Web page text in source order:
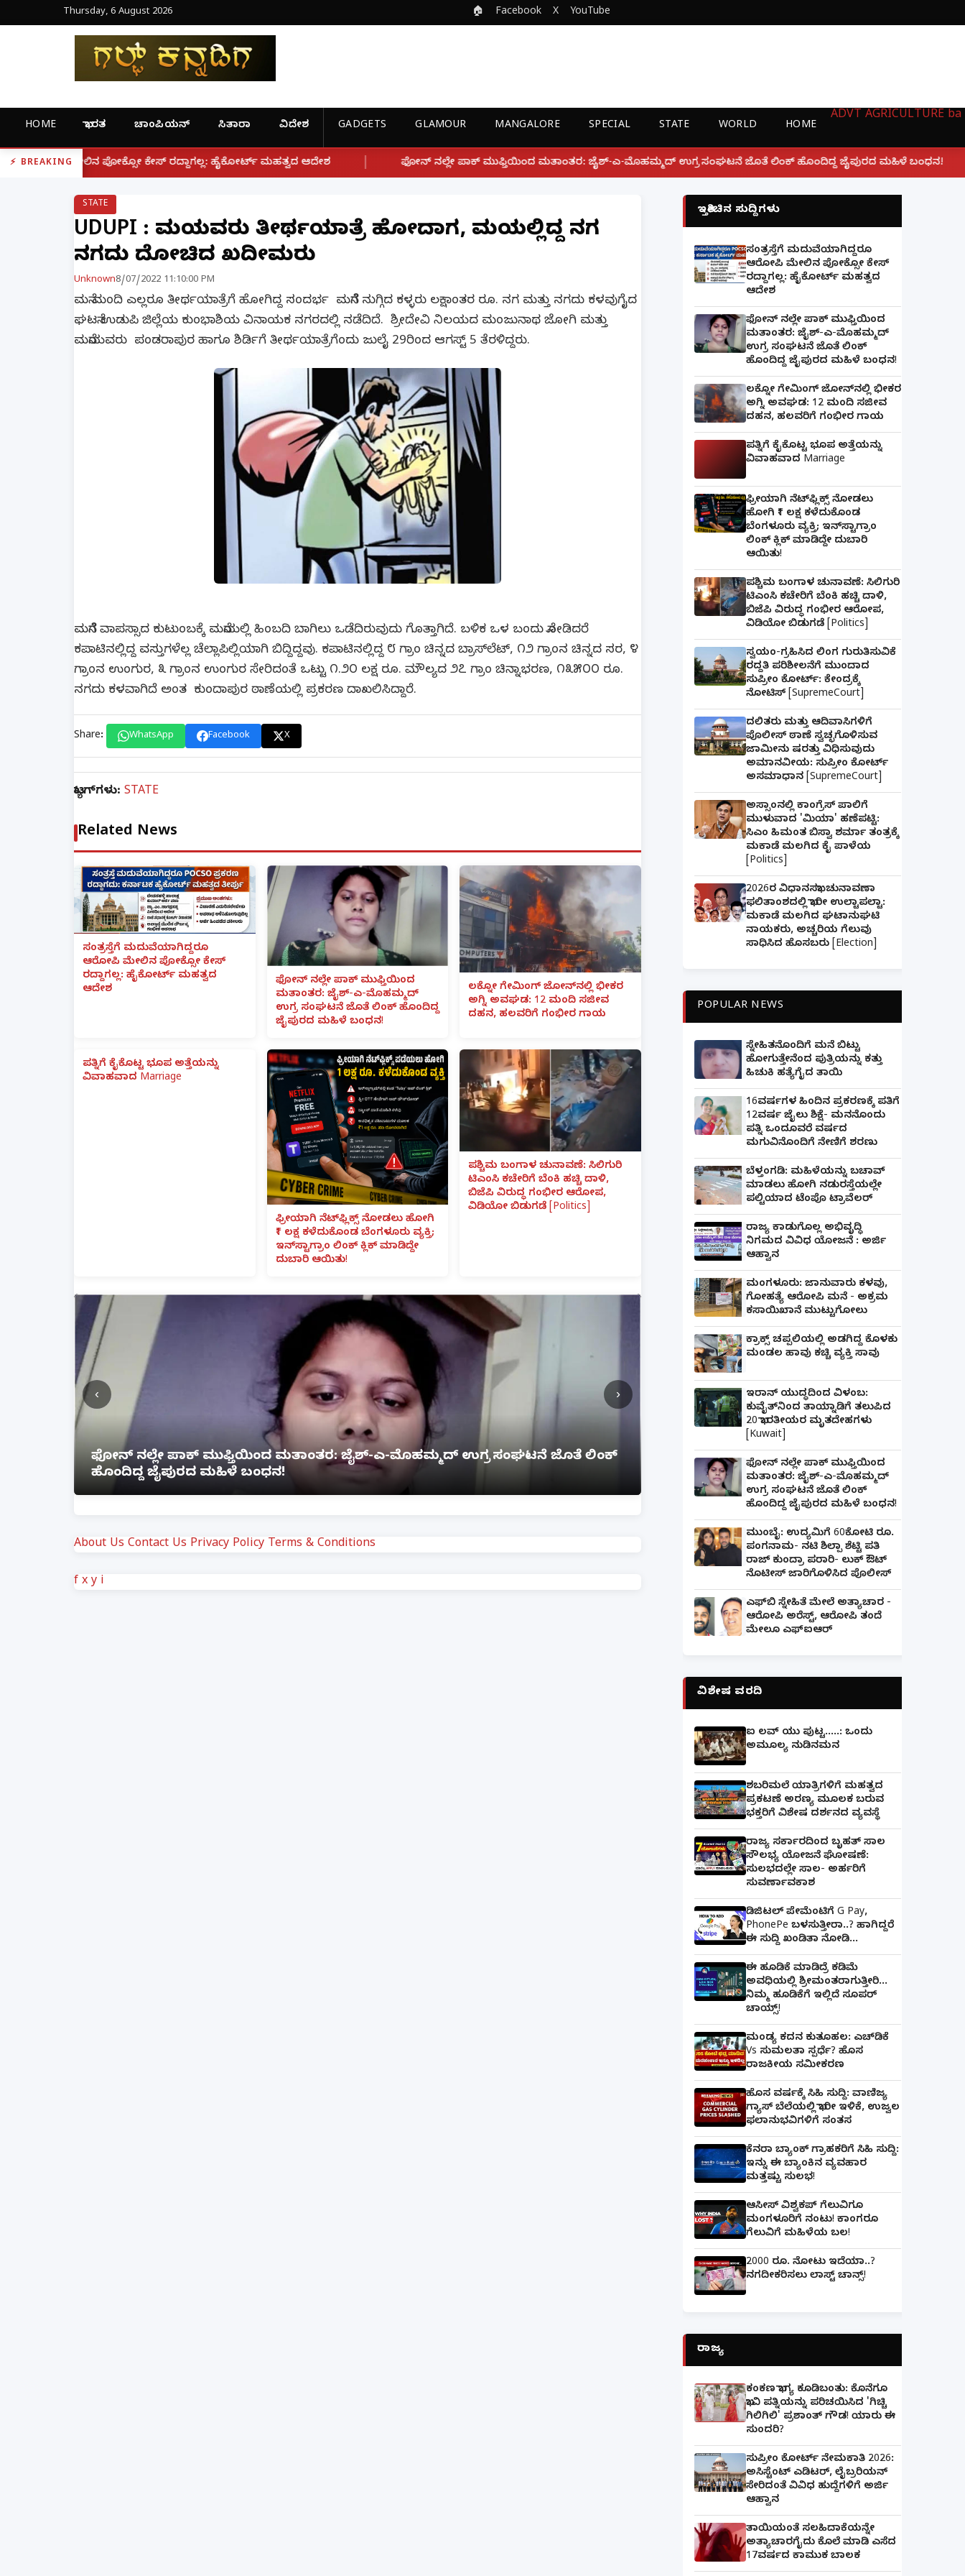
Thursday, 6 August 2026 🏠 Facebook X YouTube
HOME ಭಾರತ ಚಾಂಪಿಯನ್ ಸಿತಾರಾ ವಿದೇಶ GADGETS GLAMOUR MANGALORE SPECIAL STATE WORLD HOME
ADVT AGRICULTURE ba
BREAKING
ಕೇಸ್ ರದ್ದಾಗಲ್ಲ: ಹೈಕೋರ್ಟ್ ಮಹತ್ವದ ಆದೇಶ | ಫೋನ್ ನಲ್ಲೇ ಪಾಕ್ ಮುಫ್ತಿಯಿಂದ ಮತಾಂತರ: ಜೈಶ್-ಎ-ಮೊಹಮ್ಮದ್ ಉಗ್ರ ಸಂಘಟನೆ ಜೊತೆ ಲಿಂಕ್ ಹೊಂದಿದ್ದ ಜೈಪುರದ ಮಹಿಳೆ ಬಂಧನ! | ಲಕ್ನೋ ಗೇಮಿಂಗ್
STATE
UDUPI : ಮನೆಯವರು ತೀರ್ಥಯಾತ್ರೆ ಹೋದಾಗ, ಮನೆಯಲ್ಲಿದ್ದ ನಗ
ನಗದು ದೋಚಿದ ಖದೀಮರು
Unknown8/07/2022 11:10:00 PM
ಮನೆ ಮಂದಿ ಎಲ್ಲರೂ ತೀರ್ಥಯಾತ್ರೆಗೆ ಹೋಗಿದ್ದ ಸಂದರ್ಭ ಮನೆಗೆ ನುಗ್ಗಿದ ಕಳ್ಳರು ಲಕ್ಷಾಂತರ ರೂ. ನಗ ಮತ್ತು ನಗದು ಕಳವುಗೈದ
ಘಟನೆ ಉಡುಪಿ ಜಿಲ್ಲೆಯ ಕುಂಭಾಶಿಯ ವಿನಾಯಕ ನಗರದಲ್ಲಿ ನಡೆದಿದೆ. ಶ್ರೀದೇವಿ ನಿಲಯದ ಮಂಜುನಾಥ ಜೋಗಿ ಮತ್ತು
ಮನೆಯವರು ಪಂಡರಾಪುರ ಹಾಗೂ ಶಿರ್ಡಿಗೆ ತೀರ್ಥಯಾತ್ರೆಗೆಂದು ಜುಲೈ 29ರಿಂದ ಆಗಸ್ಟ್‌ 5 ತೆರಳಿದ್ದರು.
ಮನೆಗೆ ವಾಪಸ್ಸಾದ ಕುಟುಂಬಕ್ಕೆ ಮನೆಯಲ್ಲಿ ಹಿಂಬದಿ ಬಾಗಿಲು ಒಡೆದಿರುವುದು ಗೊತ್ತಾಗಿದೆ. ಬಳಿಕ ಒಳ ಬಂದು ನೋಡಿದರೆ
ಕಪಾಟಿನಲ್ಲಿದ್ದ ವಸ್ತುಗಳೆಲ್ಲ ಚೆಲ್ಲಾಪಿಲ್ಲಿಯಾಗಿ ಬಿದ್ದಿದ್ದವು. ಕಪಾಟಿನಲ್ಲಿದ್ದ ೮ ಗ್ರಾಂ ಚಿನ್ನದ ಬ್ರಾಸ್‌ಲೆಟ್, ೧೨ ಗ್ರಾಂನ ಚಿನ್ನದ ಸರ, ೪
ಗ್ರಾಂನ ಉಂಗುರ, ೩ ಗ್ರಾಂನ ಉಂಗುರ ಸೇರಿದಂತೆ ಒಟ್ಟು ೧.೨೦ ಲಕ್ಷ ರೂ. ಮೌಲ್ಯದ ೨೭ ಗ್ರಾಂ ಚಿನ್ನಾಭರಣ, ೧೩೫೦೦ ರೂ.
ನಗದು ಕಳವಾಗಿದೆ ಅಂತ ಕುಂದಾಪುರ ಠಾಣೆಯಲ್ಲಿ ಪ್ರಕರಣ ದಾಖಲಿಸಿದ್ದಾರೆ.
Share: WhatsApp Facebook X
ಟ್ಯಾಗ್‌ಗಳು: STATE
Related News
ಸಂತ್ರಸ್ತೆಗೆ ಮದುವೆಯಾಗಿದ್ದರೂ
ಆರೋಪಿ ಮೇಲಿನ ಪೋಕ್ಸೋ ಕೇಸ್
ರದ್ದಾಗಲ್ಲ: ಹೈಕೋರ್ಟ್ ಮಹತ್ವದ
ಆದೇಶ
ಫೋನ್ ನಲ್ಲೇ ಪಾಕ್ ಮುಫ್ತಿಯಿಂದ
ಮತಾಂತರ: ಜೈಶ್-ಎ-ಮೊಹಮ್ಮದ್
ಉಗ್ರ ಸಂಘಟನೆ ಜೊತೆ ಲಿಂಕ್ ಹೊಂದಿದ್ದ
ಜೈಪುರದ ಮಹಿಳೆ ಬಂಧನ!
ಲಕ್ನೋ ಗೇಮಿಂಗ್ ಜೋನ್‌ನಲ್ಲಿ ಭೀಕರ
ಅಗ್ನಿ ಅವಘಡ: 12 ಮಂದಿ ಸಜೀವ
ದಹನ, ಹಲವರಿಗೆ ಗಂಭೀರ ಗಾಯ
ಪತ್ನಿಗೆ ಕೈಕೊಟ್ಟ ಭೂಪ ಅತ್ತೆಯನ್ನು
ವಿವಾಹವಾದ Marriage
ಫ್ರೀಯಾಗಿ ನೆಟ್‌ಫ್ಲಿಕ್ಸ್ ನೋಡಲು ಹೋಗಿ
₹1 ಲಕ್ಷ ಕಳೆದುಕೊಂಡ ಬೆಂಗಳೂರು ವ್ಯಕ್ತಿ;
ಇನ್‌ಸ್ಟಾಗ್ರಾಂ ಲಿಂಕ್ ಕ್ಲಿಕ್ ಮಾಡಿದ್ದೇ
ದುಬಾರಿ ಆಯಿತು!
ಪಶ್ಚಿಮ ಬಂಗಾಳ ಚುನಾವಣೆ: ಸಿಲಿಗುರಿ
ಟಿಎಂಸಿ ಕಚೇರಿಗೆ ಬೆಂಕಿ ಹಚ್ಚಿ ದಾಳಿ,
ಬಿಜೆಪಿ ವಿರುದ್ಧ ಗಂಭೀರ ಆರೋಪ,
ವಿಡಿಯೋ ಬಿಡುಗಡೆ [Politics]
ಲಕ್ನೋ ಗೇಮಿಂಗ್ ಜೋನ್‌ನಲ್ಲಿ ಭೀಕರ ಅಗ್ನಿ ಅವಘಡ: 12 ಮಂದಿ ಸಜೀವ ದಹನ, ಹಲವರಿಗೆ ಗಂಭೀರ
ಗಾಯ
ಪತ್ನಿಗೆ ಕೈಕೊಟ್ಟ ಭೂಪ ಅತ್ತೆಯನ್ನು ವಿವಾಹವಾದ
‹ ›
About Us Contact Us Privacy Policy Terms & Conditions
f x y i
ಇತ್ತೀಚಿನ ಸುದ್ದಿಗಳು
ಸಂತ್ರಸ್ತೆಗೆ ಮದುವೆಯಾಗಿದ್ದರೂ
ಆರೋಪಿ ಮೇಲಿನ ಪೋಕ್ಸೋ ಕೇಸ್
ರದ್ದಾಗಲ್ಲ: ಹೈಕೋರ್ಟ್ ಮಹತ್ವದ
ಆದೇಶ
ಫೋನ್ ನಲ್ಲೇ ಪಾಕ್ ಮುಫ್ತಿಯಿಂದ
ಮತಾಂತರ: ಜೈಶ್-ಎ-ಮೊಹಮ್ಮದ್
ಉಗ್ರ ಸಂಘಟನೆ ಜೊತೆ ಲಿಂಕ್
ಹೊಂದಿದ್ದ ಜೈಪುರದ ಮಹಿಳೆ ಬಂಧನ!
ಲಕ್ನೋ ಗೇಮಿಂಗ್ ಜೋನ್‌ನಲ್ಲಿ ಭೀಕರ
ಅಗ್ನಿ ಅವಘಡ: 12 ಮಂದಿ ಸಜೀವ
ದಹನ, ಹಲವರಿಗೆ ಗಂಭೀರ ಗಾಯ
ಪತ್ನಿಗೆ ಕೈಕೊಟ್ಟ ಭೂಪ ಅತ್ತೆಯನ್ನು
ವಿವಾಹವಾದ Marriage
ಫ್ರೀಯಾಗಿ ನೆಟ್‌ಫ್ಲಿಕ್ಸ್ ನೋಡಲು
ಹೋಗಿ ₹1 ಲಕ್ಷ ಕಳೆದುಕೊಂಡ
ಬೆಂಗಳೂರು ವ್ಯಕ್ತಿ; ಇನ್‌ಸ್ಟಾಗ್ರಾಂ
ಲಿಂಕ್ ಕ್ಲಿಕ್ ಮಾಡಿದ್ದೇ ದುಬಾರಿ
ಆಯಿತು!
ಪಶ್ಚಿಮ ಬಂಗಾಳ ಚುನಾವಣೆ: ಸಿಲಿಗುರಿ
ಟಿಎಂಸಿ ಕಚೇರಿಗೆ ಬೆಂಕಿ ಹಚ್ಚಿ ದಾಳಿ,
ಬಿಜೆಪಿ ವಿರುದ್ಧ ಗಂಭೀರ ಆರೋಪ,
ವಿಡಿಯೋ ಬಿಡುಗಡೆ [Politics]
ಸ್ವಯಂ-ಗ್ರಹಿಸಿದ ಲಿಂಗ ಗುರುತಿಸುವಿಕೆ
ರದ್ದತಿ ಪರಿಶೀಲನೆಗೆ ಮುಂದಾದ
ಸುಪ್ರೀಂ ಕೋರ್ಟ್: ಕೇಂದ್ರಕ್ಕೆ
ನೋಟಿಸ್ [SupremeCourt]
ದಲಿತರು ಮತ್ತು ಆದಿವಾಸಿಗಳಿಗೆ
ಪೊಲೀಸ್ ಠಾಣೆ ಸ್ವಚ್ಛಗೊಳಿಸುವ
ಜಾಮೀನು ಷರತ್ತು ವಿಧಿಸುವುದು
ಅಮಾನವೀಯ: ಸುಪ್ರೀಂ ಕೋರ್ಟ್
ಅಸಮಾಧಾನ [SupremeCourt]
ಅಸ್ಸಾಂನಲ್ಲಿ ಕಾಂಗ್ರೆಸ್ ಪಾಲಿಗೆ
ಮುಳುವಾದ 'ಮಿಯಾ' ಹಣೆಪಟ್ಟಿ:
ಸಿಎಂ ಹಿಮಂತ ಬಿಸ್ವಾ ಶರ್ಮಾ ತಂತ್ರಕ್ಕೆ
ಮಕಾಡೆ ಮಲಗಿದ ಕೈ ಪಾಳೆಯ
[Politics]
2026ರ ವಿಧಾನಸಭಾ ಚುನಾವಣಾ
ಫಲಿತಾಂಶದಲ್ಲಿ ಭಾರೀ ಉಲ್ಟಾಪಲ್ಟಾ:
ಮಕಾಡೆ ಮಲಗಿದ ಘಟಾನುಘಟಿ
ನಾಯಕರು, ಅಚ್ಚರಿಯ ಗೆಲುವು
ಸಾಧಿಸಿದ ಹೊಸಬರು [Election]
POPULAR NEWS
ಸ್ನೇಹಿತನೊಂದಿಗೆ ಮನೆ ಬಿಟ್ಟು
ಹೋಗುತ್ತೇನೆಂದ ಪುತ್ರಿಯನ್ನು ಕತ್ತು
ಹಿಚುಕಿ ಹತ್ಯೆಗೈದ ತಾಯಿ
16ವರ್ಷಗಳ ಹಿಂದಿನ ಪ್ರಕರಣಕ್ಕೆ ಪತಿಗೆ
12ವರ್ಷ ಜೈಲು ಶಿಕ್ಷೆ- ಮನನೊಂದು
ಪತ್ನಿ ಒಂದೂವರೆ ವರ್ಷದ
ಮಗುವಿನೊಂದಿಗೆ ನೇಣಿಗೆ ಶರಣು
ಬೆಳ್ತಂಗಡಿ: ಮಹಿಳೆಯನ್ನು ಬಚಾವ್
ಮಾಡಲು ಹೋಗಿ ನಡುರಸ್ತೆಯಲ್ಲೇ
ಪಲ್ಟಿಯಾದ ಟೆಂಪೊ ಟ್ರಾವೆಲರ್
ರಾಜ್ಯ ಕಾಡುಗೊಲ್ಲ ಅಭಿವೃದ್ಧಿ
ನಿಗಮದ ವಿವಿಧ ಯೋಜನೆ : ಅರ್ಜಿ
ಆಹ್ವಾನ
ಮಂಗಳೂರು: ಜಾನುವಾರು ಕಳವು,
ಗೋಹತ್ಯೆ ಆರೋಪಿ ಮನೆ - ಅಕ್ರಮ
ಕಸಾಯಿಖಾನೆ ಮುಟ್ಟುಗೋಲು
ಕ್ರಾಕ್ಸ್ ಚಪ್ಪಲಿಯಲ್ಲಿ ಅಡಗಿದ್ದ ಕೊಳಕು
ಮಂಡಲ ಹಾವು ಕಚ್ಚಿ ವ್ಯಕ್ತಿ ಸಾವು
ಇರಾನ್ ಯುದ್ಧದಿಂದ ವಿಳಂಬ:
ಕುವೈತ್‌ನಿಂದ ತಾಯ್ನಾಡಿಗೆ ತಲುಪಿದ
20 ಭಾರತೀಯರ ಮೃತದೇಹಗಳು
[Kuwait]
ಫೋನ್ ನಲ್ಲೇ ಪಾಕ್ ಮುಫ್ತಿಯಿಂದ
ಮತಾಂತರ: ಜೈಶ್-ಎ-ಮೊಹಮ್ಮದ್
ಉಗ್ರ ಸಂಘಟನೆ ಜೊತೆ ಲಿಂಕ್
ಹೊಂದಿದ್ದ ಜೈಪುರದ ಮಹಿಳೆ ಬಂಧನ!
ಮುಂಬೈ: ಉದ್ಯಮಿಗೆ 60ಕೋಟಿ ರೂ.
ಪಂಗನಾಮ- ನಟಿ ಶಿಲ್ಪಾ ಶೆಟ್ಟಿ ಪತಿ
ರಾಜ್ ಕುಂದ್ರಾ ಪರಾರಿ- ಲುಕ್ ಔಟ್
ನೊಟೀಸ್ ಜಾರಿಗೊಳಿಸಿದ ಪೊಲೀಸ್
ಎಫ್‌ಬಿ ಸ್ನೇಹಿತೆ ಮೇಲೆ ಅತ್ಯಾಚಾರ -
ಆರೋಪಿ ಅರೆಸ್ಟ್, ಆರೋಪಿ ತಂದೆ
ಮೇಲೂ ಎಫ್ಐಆರ್
ವಿಶೇಷ ವರದಿ
ಐ ಲವ್ ಯು ಪುಟ್ಟ.....: ಒಂದು
ಅಮೂಲ್ಯ ನುಡಿನಮನ
ಶಬರಿಮಲೆ ಯಾತ್ರಿಗಳಿಗೆ ಮಹತ್ವದ
ಪ್ರಕಟಣೆ ಅರಣ್ಯ ಮೂಲಕ ಬರುವ
ಭಕ್ತರಿಗೆ ವಿಶೇಷ ದರ್ಶನದ ವ್ಯವಸ್ಥೆ
ರಾಜ್ಯ ಸರ್ಕಾರದಿಂದ ಬೃಹತ್ ಸಾಲ
ಸೌಲಭ್ಯ ಯೋಜನೆ ಘೋಷಣೆ:
ಸುಲಭದಲ್ಲೇ ಸಾಲ- ಅರ್ಹರಿಗೆ
ಸುವರ್ಣಾವಕಾಶ
ಡಿಜಿಟಲ್ ಪೇಮೆಂಟಿಗೆ G Pay,
PhonePe ಬಳಸುತ್ತೀರಾ..? ಹಾಗಿದ್ದರೆ
ಈ ಸುದ್ದಿ ಖಂಡಿತಾ ನೋಡಿ...
ಈ ಹೂಡಿಕೆ ಮಾಡಿದ್ರೆ ಕಡಿಮೆ
ಅವಧಿಯಲ್ಲಿ ಶ್ರೀಮಂತರಾಗುತ್ತೀರಿ...
ನಿಮ್ಮ ಹೂಡಿಕೆಗೆ ಇಲ್ಲಿದೆ ಸೂಪರ್
ಚಾಯ್ಸ್‌!
ಮಂಡ್ಯ ಕದನ ಕುತೂಹಲ: ಎಚ್‌ಡಿಕೆ
Vs ಸುಮಲತಾ ಸ್ಪರ್ಧೆ? ಹೊಸ
ರಾಜಕೀಯ ಸಮೀಕರಣ
ಹೊಸ ವರ್ಷಕ್ಕೆ ಸಿಹಿ ಸುದ್ದಿ: ವಾಣಿಜ್ಯ
ಗ್ಯಾಸ್‌ ಬೆಲೆಯಲ್ಲಿ ಭಾರೀ ಇಳಿಕೆ, ಉಜ್ವಲ
ಫಲಾನುಭವಿಗಳಿಗೆ ಸಂತಸ
ಕೆನರಾ ಬ್ಯಾಂಕ್‌ ಗ್ರಾಹಕರಿಗೆ ಸಿಹಿ ಸುದ್ದಿ:
ಇನ್ನು ಈ ಬ್ಯಾಂಕಿನ ವ್ಯವಹಾರ
ಮತ್ತಷ್ಟು ಸುಲಭ!
ಆಸೀಸ್ ವಿಶ್ವಕಪ್ ಗೆಲುವಿಗೂ
ಮಂಗಳೂರಿಗೆ ನಂಟು! ಕಾಂಗರೂ
ಗೆಲುವಿಗೆ ಮಹಿಳೆಯ ಬಲ!
2000 ರೂ. ನೋಟು ಇದೆಯಾ..?
ನಗದೀಕರಿಸಲು ಲಾಸ್ಟ್‌ ಚಾನ್ಸ್‌!
ರಾಜ್ಯ
ಕಂಕಣ ಭಾಗ್ಯ ಕೂಡಿಬಂತು: ಕೊನೆಗೂ
ಭಾವಿ ಪತ್ನಿಯನ್ನು ಪರಿಚಯಿಸಿದ 'ಗಿಚ್ಚಿ
ಗಿಲಿಗಿಲಿ' ಪ್ರಶಾಂತ್ ಗೌಡ! ಯಾರು ಈ
ಸುಂದರಿ?
ಸುಪ್ರೀಂ ಕೋರ್ಟ್ ನೇಮಕಾತಿ 2026:
ಅಸಿಸ್ಟೆಂಟ್ ಎಡಿಟರ್, ಲೈಬ್ರರಿಯನ್
ಸೇರಿದಂತೆ ವಿವಿಧ ಹುದ್ದೆಗಳಿಗೆ ಅರ್ಜಿ
ಆಹ್ವಾನ
ತಾಯಿಯಂತೆ ಸಲಹಿದಾಕೆಯನ್ನೇ
ಅತ್ಯಾಚಾರಗೈದು ಕೊಲೆ ಮಾಡಿ ಎಸೆದ
17ವರ್ಷದ ಕಾಮುಕ ಬಾಲಕ